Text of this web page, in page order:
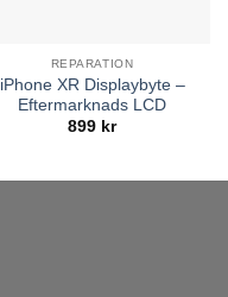
REPARATION
iPhone XR Displaybyte –
Eftermarknads LCD
899 kr